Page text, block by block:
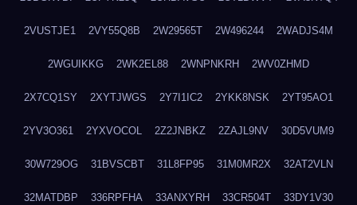
2VUSTJE1 2VY55Q8B 2W29565T 2W496244 2WADJS4M
2WGUIKKG 2WK2EL88 2WNPNKRH 2WV0ZHMD
2X7CQ1SY 2XYTJWGS 2Y7I1IC2 2YKK8NSK 2YT95AO1
2YV3O361 2YXVOCOL 2Z2JNBKZ 2ZAJL9NV 30D5VUM9
30W729OG 31BVSCBT 31L8FP95 31M0MR2X 32AT2VLN
32MATDBP 336RPFHA 33ANXYRH 33CR504T 33DY1V30